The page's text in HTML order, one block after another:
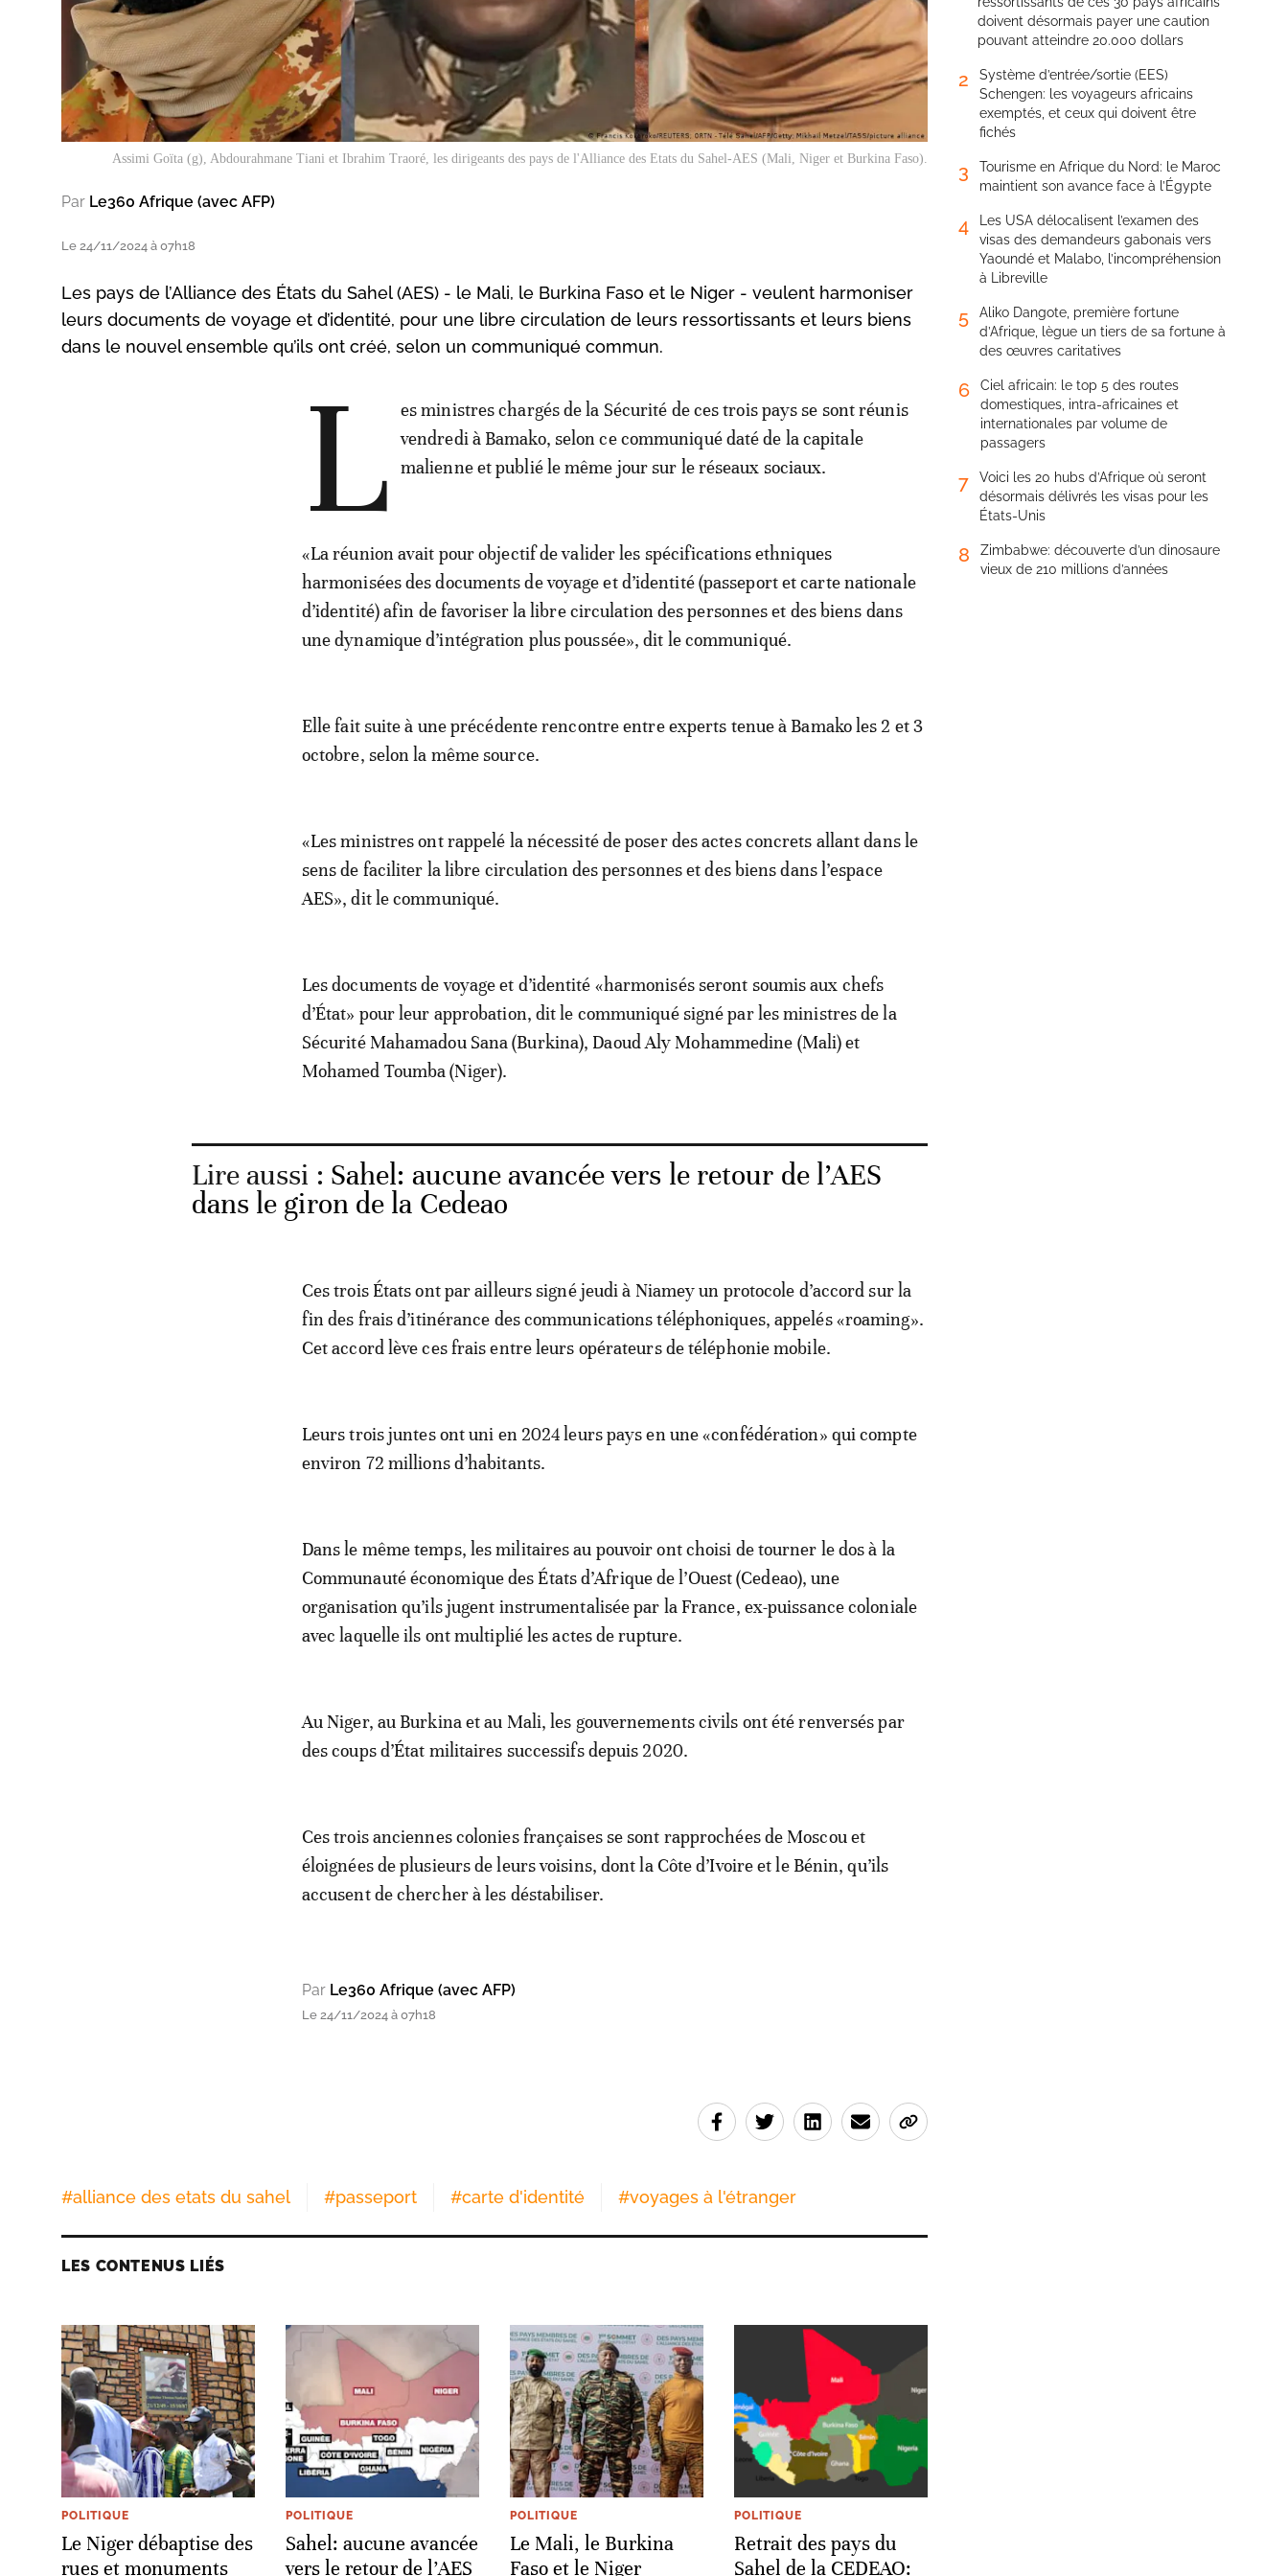
Assimi Goïta (g), Abdourahmane Tiani et Ibrahim Traoré, les dirigeants des pays de l'Alliance des Etats du Sahel-AES (Mali, Niger et Burkina Faso).
Par Le360 Afrique (avec AFP)
Le 24/11/2024 à 07h18
Les pays de l’Alliance des États du Sahel (AES) - le Mali, le Burkina Faso et le Niger - veulent harmoniser
leurs documents de voyage et d’identité, pour une libre circulation de leurs ressortissants et leurs biens
dans le nouvel ensemble qu’ils ont créé, selon un communiqué commun.
L
es ministres chargés de la Sécurité de ces trois pays se sont réunis
vendredi à Bamako, selon ce communiqué daté de la capitale
malienne et publié le même jour sur le réseaux sociaux.
«La réunion avait pour objectif de valider les spécifications ethniques
harmonisées des documents de voyage et d’identité (passeport et carte nationale
d’identité) afin de favoriser la libre circulation des personnes et des biens dans
une dynamique d’intégration plus poussée», dit le communiqué.
Elle fait suite à une précédente rencontre entre experts tenue à Bamako les 2 et 3
octobre, selon la même source.
«Les ministres ont rappelé la nécessité de poser des actes concrets allant dans le
sens de faciliter la libre circulation des personnes et des biens dans l’espace
AES», dit le communiqué.
Les documents de voyage et d’identité «harmonisés seront soumis aux chefs
d’État» pour leur approbation, dit le communiqué signé par les ministres de la
Sécurité Mahamadou Sana (Burkina), Daoud Aly Mohammedine (Mali) et
Mohamed Toumba (Niger).
Lire aussi : Sahel: aucune avancée vers le retour de l’AES
dans le giron de la Cedeao
Ces trois États ont par ailleurs signé jeudi à Niamey un protocole d’accord sur la
fin des frais d’itinérance des communications téléphoniques, appelés «roaming».
Cet accord lève ces frais entre leurs opérateurs de téléphonie mobile.
Leurs trois juntes ont uni en 2024 leurs pays en une «confédération» qui compte
environ 72 millions d’habitants.
Dans le même temps, les militaires au pouvoir ont choisi de tourner le dos à la
Communauté économique des États d’Afrique de l’Ouest (Cedeao), une
organisation qu’ils jugent instrumentalisée par la France, ex-puissance coloniale
avec laquelle ils ont multiplié les actes de rupture.
Au Niger, au Burkina et au Mali, les gouvernements civils ont été renversés par
des coups d’État militaires successifs depuis 2020.
Ces trois anciennes colonies françaises se sont rapprochées de Moscou et
éloignées de plusieurs de leurs voisins, dont la Côte d’Ivoire et le Bénin, qu’ils
accusent de chercher à les déstabiliser.
Par Le360 Afrique (avec AFP)
Le 24/11/2024 à 07h18
#alliance des etats du sahel #passeport #carte d'identité #voyages à l'étranger
LES CONTENUS LIÉS
POLITIQUE
Le Niger débaptise des
rues et monuments
POLITIQUE
Sahel: aucune avancée
vers le retour de l’AES
POLITIQUE
Le Mali, le Burkina
Faso et le Niger
POLITIQUE
Retrait des pays du
Sahel de la CEDEAO:
doivent désormais payer une caution
pouvant atteindre 20.000 dollars
2
Système d’entrée/sortie (EES)
Schengen: les voyageurs africains
exemptés, et ceux qui doivent être
fichés
3
Tourisme en Afrique du Nord: le Maroc
maintient son avance face à l’Égypte
4
Les USA délocalisent l’examen des
visas des demandeurs gabonais vers
Yaoundé et Malabo, l’incompréhension
à Libreville
5
Aliko Dangote, première fortune
d’Afrique, lègue un tiers de sa fortune à
des œuvres caritatives
6
Ciel africain: le top 5 des routes
domestiques, intra-africaines et
internationales par volume de
passagers
7
Voici les 20 hubs d’Afrique où seront
désormais délivrés les visas pour les
États-Unis
8
Zimbabwe: découverte d’un dinosaure
vieux de 210 millions d’années